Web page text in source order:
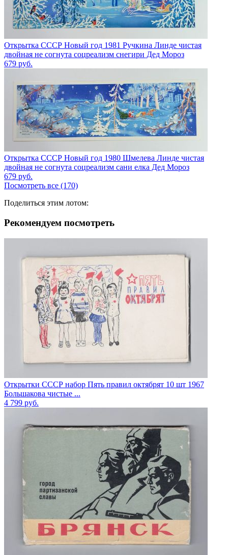
Открытка СССР Новый год 1981 Ручкина Линде чистая
двойная не согнута соцреализм снегири Дед Мороз
679 руб.
Открытка СССР Новый год 1980 Шмелева Линде чистая
двойная не согнута соцреализм сани елка Дед Мороз
679 руб.
Посмотреть все (170)
Поделиться этим лотом:
Рекомендуем посмотреть
Открытки СССР набор Пять правил октябрят 10 шт 1967
Большакова чистые ...
4 799 руб.